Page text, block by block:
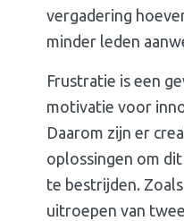
vergadering
minder leden
Frustratie is een
motivatie voor
Daarom zijn er
oplossingen om
te bestrijden.
uitroepen van twee